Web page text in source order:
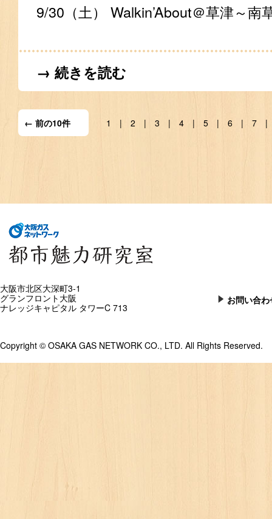
9/30（土） Walkin’About＠草津～南
→ 続きを読む
← 前の10件 1 2 3 4 5 6 7
お問い合わ
大阪市北区大深町3-1
グランフロント大阪
ナレッジキャピタル タワーC 713
Copyright © OSAKA GAS NETWORK CO., LTD. All Rights Reserved.